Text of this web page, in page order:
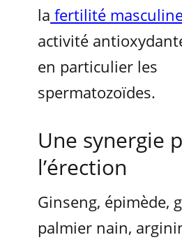
la fertilité
activité
en particulier les
spermatozoïdes.
Une synergie
l’érection
Ginseng, épimède,
palmier nain,